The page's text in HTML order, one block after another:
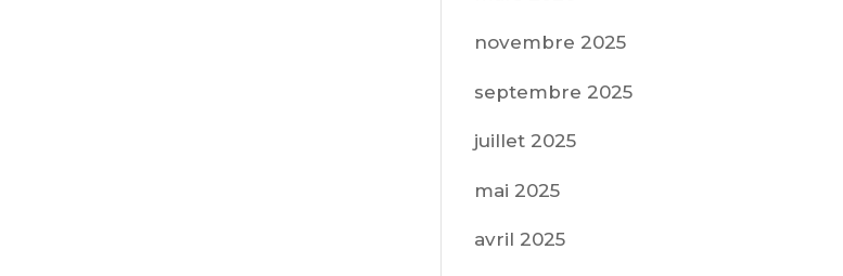
novembre 2025
septembre 2025
juillet 2025
mai 2025
avril 2025